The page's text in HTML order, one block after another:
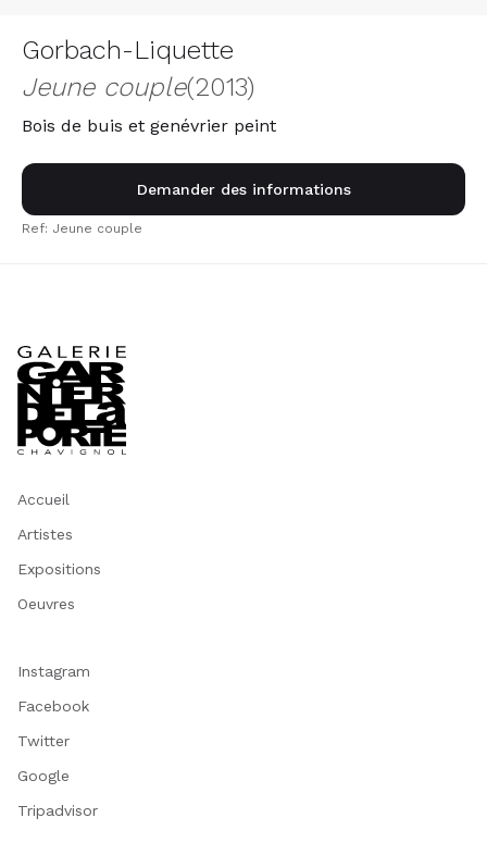
Gorbach-Liquette
Jeune couple(2013)
Bois de buis et genévrier peint
Demander des informations
Ref: Jeune couple
Accueil
Artistes
Expositions
Oeuvres
Instagram
Facebook
Twitter
Google
Tripadvisor